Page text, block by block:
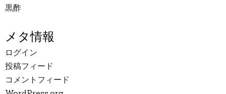
黒酢
メタ情報
ログイン
投稿フィード
コメントフィード